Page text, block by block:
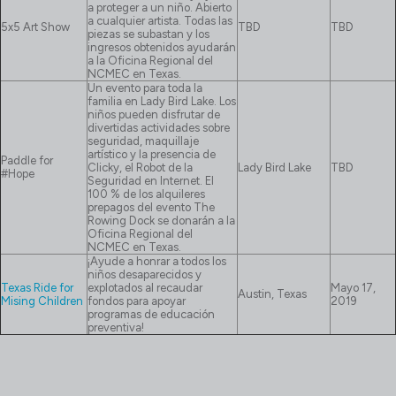
5x5 Art Show
a proteger a un niño. Abierto
a cualquier artista. Todas las
piezas se subastan y los
ingresos obtenidos ayudarán
a la Oficina Regional del
NCMEC en Texas.
TBD TBD
Paddle for
#Hope
Un evento para toda la
familia en Lady Bird Lake. Los
niños pueden disfrutar de
divertidas actividades sobre
seguridad, maquillaje
artístico y la presencia de
Clicky, el Robot de la
Seguridad en Internet. El
100 % de los alquileres
prepagos del evento The
Rowing Dock se donarán a la
Oficina Regional del
NCMEC en Texas.
Lady Bird Lake TBD
Texas Ride for
Mising Children
¡Ayude a honrar a todos los
niños desaparecidos y
explotados al recaudar
fondos para apoyar
programas de educación
preventiva!
Austin, Texas
Mayo 17,
2019